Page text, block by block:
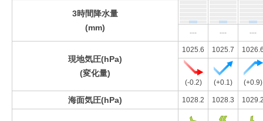
3時間降水量
(mm)
--- --- ---
現地気圧(hPa)
(変化量)
1025.6 1025.7
(-0.2) (+0.1) (+0.9)
海面気圧(hPa) 1028.2 1028.3